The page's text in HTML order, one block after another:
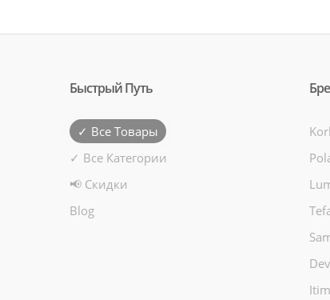
Быстрый Путь
✓ Все Товары
✓ Все Категории
📢 Скидки
Blog